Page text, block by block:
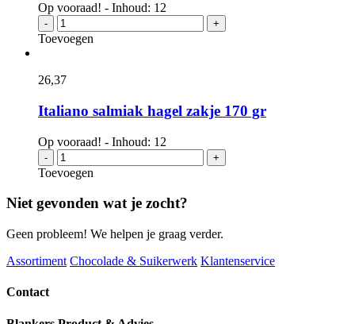
Op vooraad! - Inhoud: 12
-
Venco
engelse
drop
gr
+
Toevoegen
26,37
Italiano salmiak hagel zakje 170 gr
Op vooraad! - Inhoud: 12
-
Italiano
salmiak
hagel
zakje
170
gr
aantal
+
Toevoegen
Niet gevonden wat je zocht?
Geen probleem! We helpen je graag verder.
Assortiment Chocolade & Suikerwerk Klantenservice
Contact